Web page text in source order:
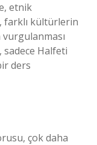
etnik
farklı kültürlerin
sadece Halfeti
ders
çok daha